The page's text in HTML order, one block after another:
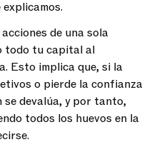
de una sola
todo tu capital al
Esto implica que, si la
o pierde la confianza
se devalúa, y por tanto,
todos los huevos en la